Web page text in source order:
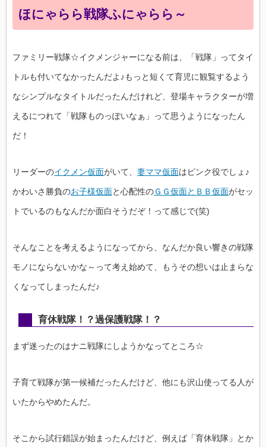
ほにゃらら戦隊ふにゃらら～
ファミリー戦隊☆イクメンジャーになる前は、「戦隊」ってタイ
トルも付いてなかったんだよ♪もっと短くて育児に観覧するよう
なシンプルなタイトルだったんだけれど、登場キャラクターが増
えるにつれて「戦隊ものっぽいなぁ」って思うようになったん
だ！
リーダーのイクメン仮面がいて、 妻ママ仮面はピンク役でしょ♪
かわいさ勝負のお子様仮面と心配性のＧＧ仮面とＢＢ仮面がセッ
トでいるのもなんだか面白そうだぞ！って感じで(笑)
そんなことを考えるようになってから、なんだか良い響きの戦隊
モノにならないかな～って考え始めて、もうその想いは止まらな
くなってしまったんだ♪
育休戦隊！？過保護戦隊！？
まず迷ったのはナニ戦隊にしようかなってところ☆
子育て戦隊が第一候補だったんだけど、他にも沢山使ってる人が
いたからやめたんだ。
そこから試行錯誤が始まったんだけど、例えば「育休戦隊」とか